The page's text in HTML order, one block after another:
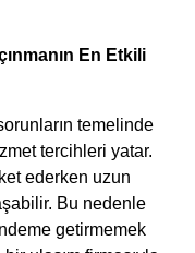
En Etkili
temelinde
tercihleri yatar.
ederken uzun
Bu nedenle
getirmemek